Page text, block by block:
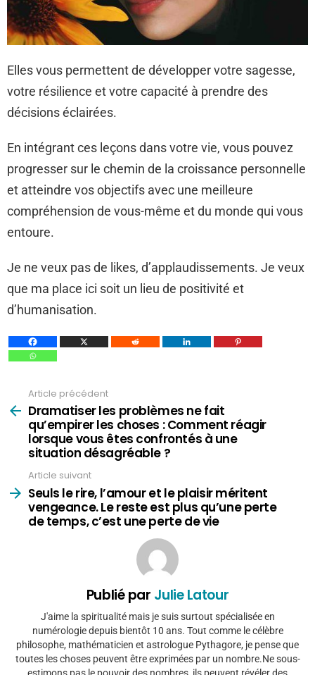
Elles vous permettent de développer votre sagesse,
votre résilience et votre capacité à prendre des
décisions éclairées.
En intégrant ces leçons dans votre vie, vous pouvez
progresser sur le chemin de la croissance personnelle
et atteindre vos objectifs avec une meilleure
compréhension de vous-même et du monde qui vous
entoure.
Je ne veux pas de likes, d’applaudissements. Je veux
que ma place ici soit un lieu de positivité et
d’humanisation.
plus
Article précédent
Dramatiser les problèmes ne fait
qu’empirer les choses : Comment réagir
lorsque vous êtes confrontés à une
situation désagréable ?
Article suivant
Seuls le rire, l’amour et le plaisir méritent
vengeance. Le reste est plus qu’une perte
de temps, c’est une perte de vie
Publié par Julie Latour
J'aime la spiritualité mais je suis surtout spécialisée en
numérologie depuis bientôt 10 ans. Tout comme le célèbre
philosophe, mathématicien et astrologue Pythagore, je pense que
toutes les choses peuvent être exprimées par un nombre.Ne sous-